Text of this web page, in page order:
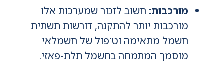
מורכבות: חשוב לזכור שמערכות אלו
מורכבות יותר להתקנה, דורשות תשתית
חשמל מתאימה וטיפול של חשמלאי
מוסמך המתמחה בחשמל תלת-פאזי.